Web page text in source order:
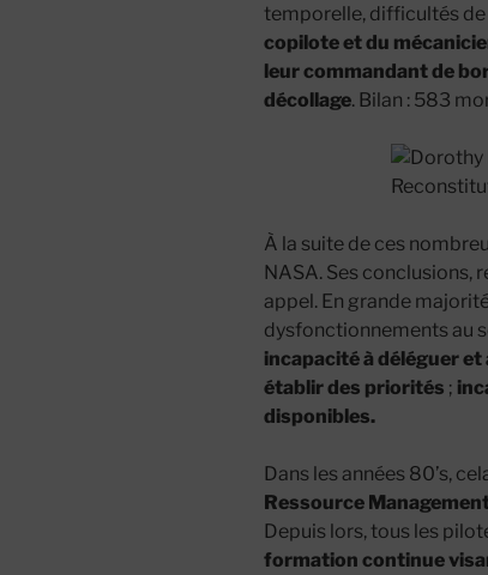
temporelle, difficultés
copilote et du
leur commandant de
décollage. Bilan : 583
À la suite de ces
NASA. Ses conclusions,
appel. En grande
dysfonctionnements au
incapacité à déléguer
établir des priorités ;
disponibles.
Dans les années 80’s,
Ressource
Depuis lors, tous les
formation continue